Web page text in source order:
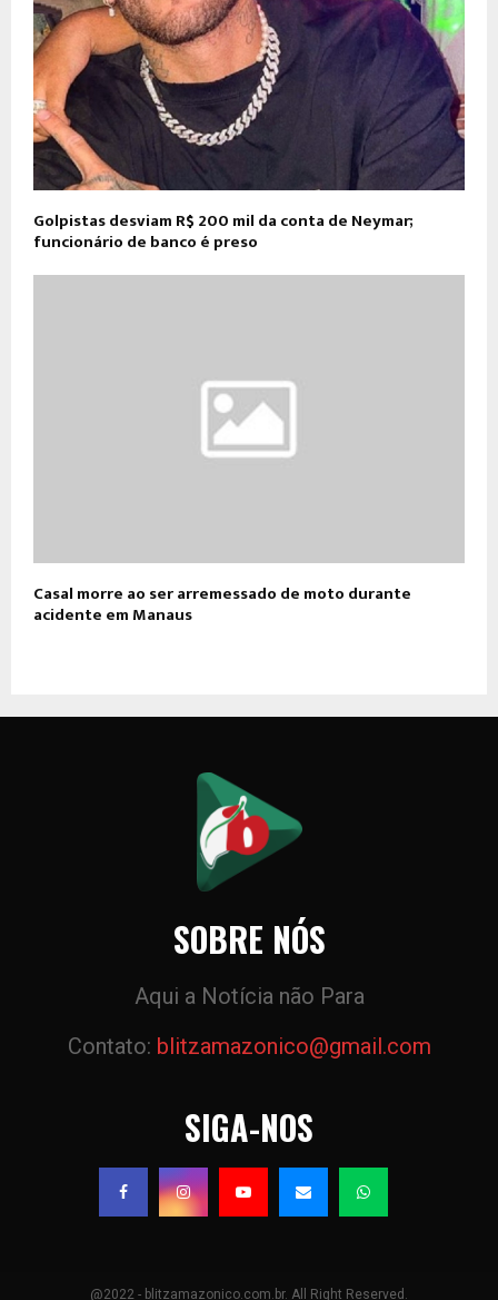
Golpistas desviam R$ 200 mil da conta de Neymar;
funcionário de banco é preso
Casal morre ao ser arremessado de moto durante
acidente em Manaus
SOBRE NÓS
Aqui a Notícia não Para
Contato: blitzamazonico@gmail.com
SIGA-NOS
@2022 - blitzamazonico.com.br. All Right Reserved.